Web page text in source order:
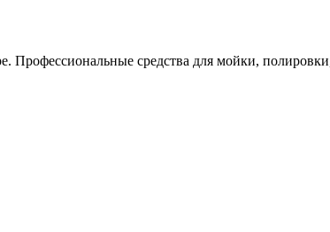
Профессиональные средства для мойки,